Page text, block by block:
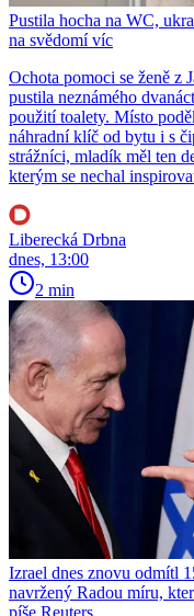
Pustila hocha na WC,
na svědomí víc
Ochota pomoci se ženě z
pustila neznámého
použití toalety. Místo
náhradní klíč od bytu i s
strážníci, mladík měl ten
kterým se nechal
Liberecká Drbna
dnes, 13:00
2 min
Izrael dnes znovu odmítl
navržený Radou míru,